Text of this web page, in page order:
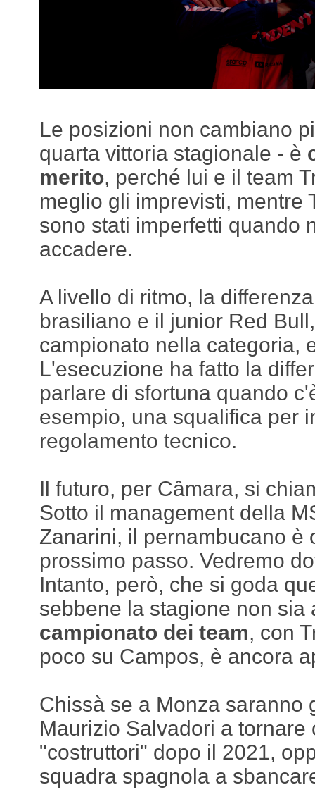
Le posizioni non cambiano
quarta vittoria stagionale - è
merito, perché lui e il team
meglio gli imprevisti, mentre
sono stati imperfetti quando
accadere.
A livello di ritmo, la
brasiliano e il junior Red
campionato nella categoria,
L'esecuzione ha fatto la
parlare di sfortuna quando
esempio, una squalifica per
regolamento tecnico.
Il futuro, per Câmara, si
Sotto il management della
Zanarini, il pernambucano è
prossimo passo. Vedremo
Intanto, però, che si goda
sebbene la stagione non
campionato dei team, con
poco su Campos, è ancora
Chissà se a Monza saranno
Maurizio Salvadori a tornare
"costruttori" dopo il 2021,
squadra spagnola a